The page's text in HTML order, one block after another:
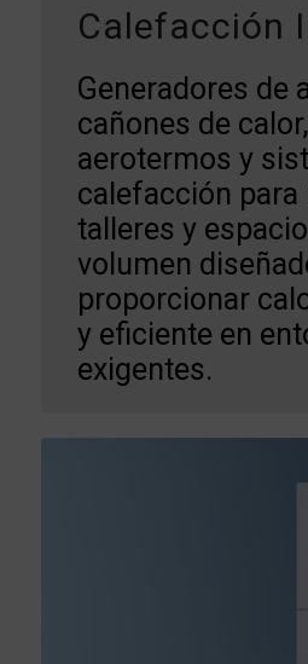
Calefacción
Generadores de
cañones de calor,
aerotermos y
calefacción para
talleres y
volumen
proporcionar
y eficiente en
exigentes.